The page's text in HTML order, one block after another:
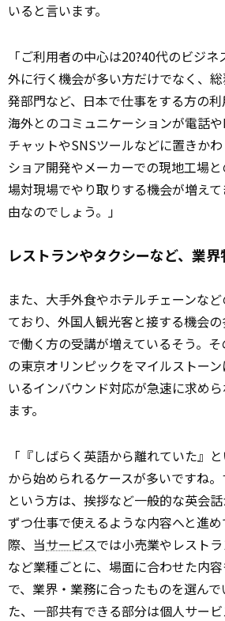
いると言います。
「ご利用者の中心は20?40代のビジ
外に行く機会が多い方だけでなく、
発部門など、日本で仕事をする方の利
海外とのコミュニケーションが電話や
チャットやSNSツールなどに置きか
ショア開発やメーカーでの現地工場
場対現場でやり取りする機会が増え
由なのでしょう。」
レストランやタクシーなど、業
また、大手外食やホテルチェーンな
ており、外国人観光客と接する機会
で働く方の受講が増えているそう。
の東京オリンピックをマイルストー
いるインバウンド対応が急速に求め
ます。
「『しばらく英語から離れていた』
から始められるケースが多いですね
という方は、挨拶など一般的な英会
ずつ仕事で使えるような内容へと進
際、当サービスでは小売業やレスト
など業種ごとに、場面に合わせた内
で、業界・業務に合ったものを選ん
た、一部共有できる部分は個人サー